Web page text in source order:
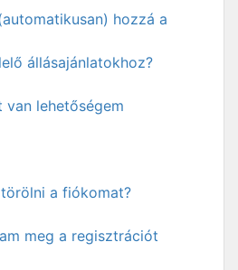
hozzá a
állásajánlatokhoz?
van lehetőségem
a fiókomat?
meg a regisztrációt